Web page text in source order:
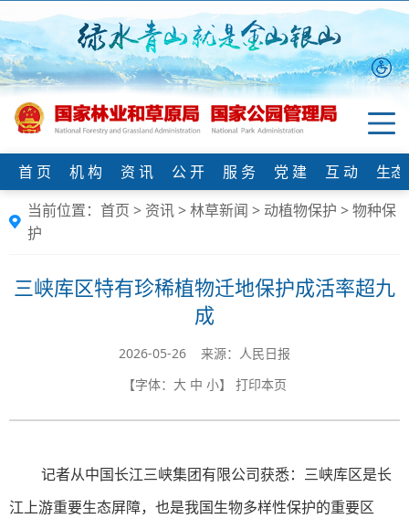
首 页 机 构 资 讯 公 开 服 务 党 建 互 动
生
当前位置： 首页 > 资讯>林草新闻 > 动植物保护 >物种保
护
三峡库区特有珍稀植物迁地保护成活率超九
成
2026-05-26 来源：​人民日报
【字体： 大 中 小】 打印本页
记者从中国长江三峡集团有限公司获悉：三峡库区是长
江上游重要生态屏障，也是我国生物多样性保护的重要区